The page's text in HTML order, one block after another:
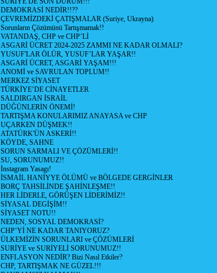
DEMOKRASİ NEDİR!!??
ÇEVREMİZDEKİ ÇATIŞMALAR (Suriye, Ukrayna)
Sorunların Çözümünü Tartışmamak!!
VATANDAŞ, CHP ve CHP’Lİ
ASGARİ ÜCRET 2024-2025 ZAMMI NE KADAR OLMALI?
YUSUF'LAR ÖLÜR, YUSUF’LAR YAŞAR!!
ASGARİ ÜCRET, ASGARİ YAŞAM!!!
ANOMİ ve SAVRULAN TOPLUM!!
MERKEZ SİYASET
TÜRKİYE’DE CİNAYETLER
SALDIRGAN İSRAİL
DÜĞÜNLERİN ÖNEMİ!
TARTIŞMA KONULARIMIZ ANAYASA ve CHP
UÇARKEN DÜŞMEK!!
ATATÜRK'ÜN ASKERİ!!
KÖYDE, SAHNE
SORUN SARMALI VE ÇÖZÜMLERİ!!
SU, SORUNUMUZ!!
İnstagram Yasagı!
İSMAİL HANİYYE ÖLÜMÜ ve BÖLGEDE GERGİNLER
BORÇ TAHSİLİNDE ŞAHİNLEŞME!!
HER LİDERLE, GÖRÜŞEN LİDERİMİZ!!
SİYASAL DEGİŞİM!!
SİYASET NOTU!!
NEDEN, SOSYAL DEMOKRASİ?
CHP’Yİ NE KADAR TANIYORUZ?
ÜLKEMİZİN SORUNLARI ve ÇÖZÜMLERİ
SURİYE ve SURİYELİ SORUNUMUZ!!
ENFLASYON NEDİR? Bizi Nasıl Etkiler?
CHP, TARTIŞMAK NE GÜZEL!!!